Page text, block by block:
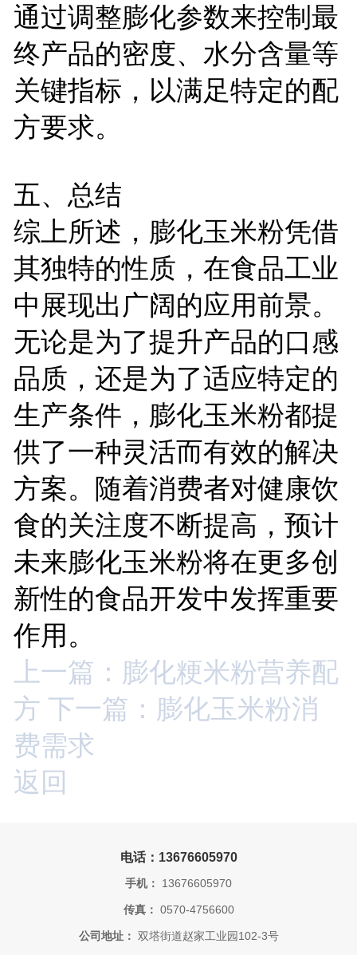
通过调整膨化参数来控制最
终产品的密度、水分含量等
关键指标，以满足特定的配
方要求。
五、总结
综上所述，膨化玉米粉凭借
其独特的性质，在食品工业
中展现出广阔的应用前景。
无论是为了提升产品的口感
品质，还是为了适应特定的
生产条件，膨化玉米粉都提
供了一种灵活而有效的解决
方案。随着消费者对健康饮
食的关注度不断提高，预计
未来膨化玉米粉将在更多创
新性的食品开发中发挥重要
作用。
上一篇：膨化粳米粉营养配
方 下一篇：膨化玉米粉消
费需求
返回
电话：13676605970
手机： 13676605970
传真： 0570-4756600
公司地址： 双塔街道赵家工业园102-3号